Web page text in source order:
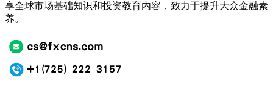
享全球市场基础知识和投资教育内容，致力于提升大众金融素
养。